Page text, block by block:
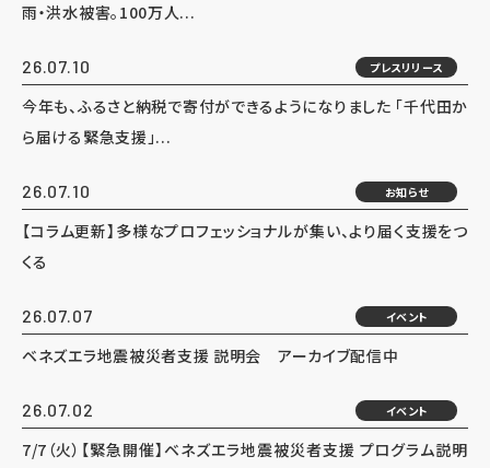
雨・洪水被害。100万人...
26.07.10 プレスリリース
今年も、ふるさと納税で寄付ができるようになりました 「千代田か
ら届ける緊急支援」...
26.07.10 お知らせ
【コラム更新】多様なプロフェッショナルが集い、より届く支援をつ
くる
26.07.07 イベント
ベネズエラ地震被災者支援 説明会 アーカイブ配信中
26.07.02 イベント
7/7（火）【緊急開催】ベネズエラ地震被災者支援 プログラム説明